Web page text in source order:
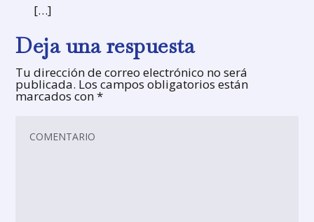
[…]
Deja una respuesta
Tu dirección de correo electrónico no será
publicada. Los campos obligatorios están
marcados con*